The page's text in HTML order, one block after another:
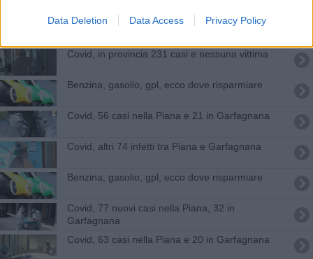
Data Deletion Data Access Privacy Policy
Covid, 435 casi tra Piana, Versilia e Garfagnana
Covid, in provincia 231 casi e nessuna vittima
​Benzina, gasolio, gpl, ecco dove risparmiare
Covid, 56 casi nella Piana e 21 in Garfagnana
Covid, altri 74 infetti tra Piana e Garfagnana
​Benzina, gasolio, gpl, ecco dove risparmiare
Covid, 77 nuovi casi nella Piana, 32 in
Garfagnana
Covid, 63 casi nella Piana e 20 in Garfagnana